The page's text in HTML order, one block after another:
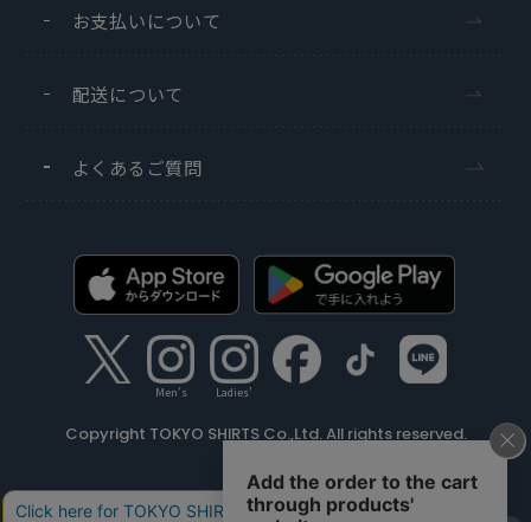
お支払いについて
配送について
よくあるご質問
Men's Ladies'
Copyright TOKYO SHIRTS Co.,Ltd. All rights reserved.